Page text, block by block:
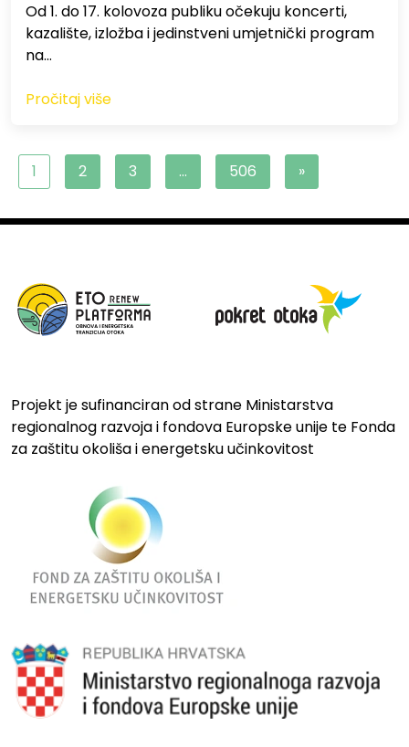
Od 1. do 17. kolovoza publiku očekuju koncerti,
kazalište, izložba i jedinstveni umjetnički program
na…
Pročitaj više
1 2 3 … 506 »
Projekt je sufinanciran od strane Ministarstva
regionalnog razvoja i fondova Europske unije te Fonda
za zaštitu okoliša i energetsku učinkovitost